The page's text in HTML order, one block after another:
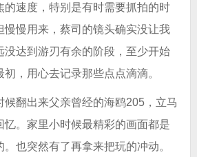
的速度，特别是有时需要抓拍的时
慢慢用来，蔡司的镜头确实没让我
没达到游刃有余的阶段，至少开始
，用心去记录那些点点滴滴。
候翻出来父亲曾经的海鸥205，立马
忆。家里小时候最精彩的画面都是
也突然有了再拿来把玩的冲动。